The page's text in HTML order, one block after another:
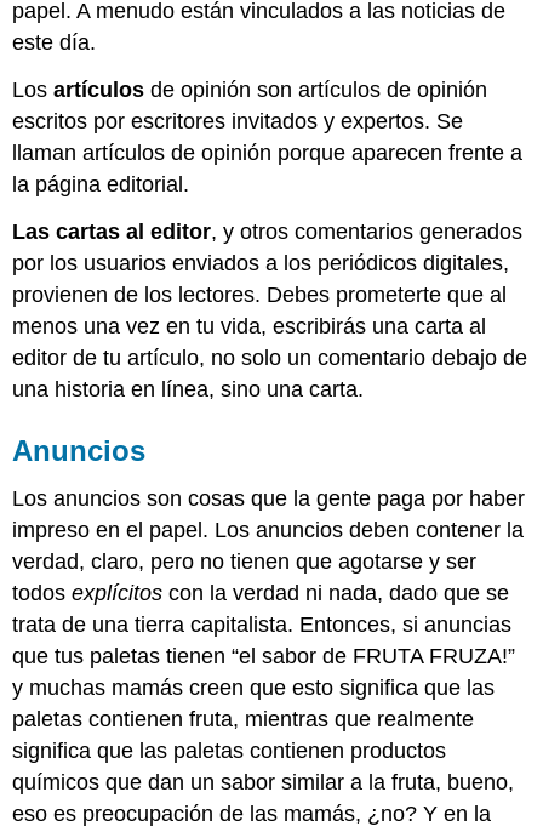
papel. A menudo están vinculados a las noticias de
este día.
Losartículos de opinión son artículos de opinión
escritos por escritores invitados y expertos. Se
llaman artículos de opinión porque aparecen frente a
la página editorial.
Las cartas al editor, y otros comentarios generados
por los usuarios enviados a los periódicos digitales,
provienen de los lectores. Debes prometerte que al
menos una vez en tu vida, escribirás una carta al
editor de tu artículo, no solo un comentario debajo de
una historia en línea, sino una carta.
Anuncios
Los anuncios son cosas que la gente paga por haber
impreso en el papel. Los anuncios deben contener la
verdad, claro, pero no tienen que agotarse y ser
todosexplícitos con la verdad ni nada, dado que se
trata de una tierra capitalista. Entonces, si anuncias
que tus paletas tienen “el sabor de FRUTA FRUZA!”
y muchas mamás creen que esto significa que las
paletas contienen fruta, mientras que realmente
significa que las paletas contienen productos
químicos que dan un sabor similar a la fruta, bueno,
eso es preocupación de las mamás, ¿no? Y en la